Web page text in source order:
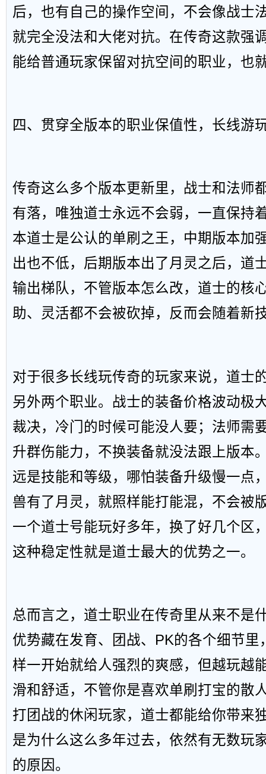
后，也有自己的操作空间，不会像战士
就完全没法和大佬对抗。在传奇这款强
能给普通玩家保留对抗空间的职业，也
四、贯穿全版本的职业保值性，长线游
传奇这么多个版本更新里，战士和法师
有落，唯独道士永远不会弱，一直保持
本道士是公认的单刷之王，中期版本加
出也不低，后期版本出了月灵之后，道
输出梯队，不管版本怎么改，道士的
助、灵活都不会被砍掉，反而会随着新
对于很多长线玩传奇的玩家来说，道士
另外两个职业。战士的装备价格波动极
裁决，冷门的时候可能没人要；法师需
升群伤能力，不换装备就没法跟上版本
远是技能和等级，哪怕装备升级慢一点
兽有了月灵，就照样能打能混，不会被
一个道士号能玩好多年，换了好几个区
这种稳定性就是道士最大的优势之一。
总而言之，道士职业在传奇里从来不是
优势藏在发育、团战、PK的各个细节里
样一开始就给人强烈的爽感，但越玩越
滑和舒适，不管你是喜欢单刷打宝的散
打团战的休闲玩家，道士都能给你带来
是为什么这么多年过去，依然有无数玩
的原因。